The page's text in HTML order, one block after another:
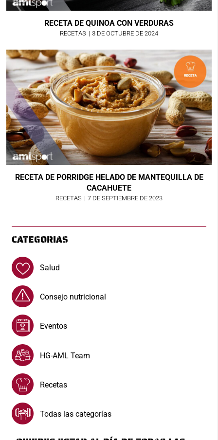
RECETA DE QUINOA CON VERDURAS
RECETAS | 3 DE OCTUBRE DE 2024
RECETA DE PORRIDGE HELADO DE MANTEQUILLA DE
CACAHUETE
RECETAS | 7 DE SEPTIEMBRE DE 2023
CATEGORIAS
Salud
Consejo nutricional
Eventos
HG-AML Team
Recetas
Todas las categorías